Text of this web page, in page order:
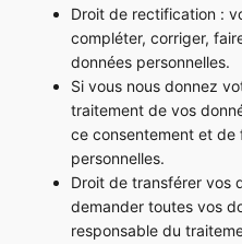
Droit de rectification :
compléter, corriger,
données personnelles.
Si vous nous donnez
traitement de vos
ce consentement et de
personnelles.
Droit de transférer vos
demander toutes vos
responsable du